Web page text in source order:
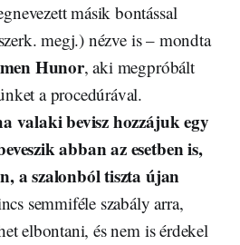
másik bontással
megj.) nézve is – mondta
Hunor, aki megpróbált
a procedúrával.
valaki bevisz hozzájuk egy
abban az esetben is,
a szalonból tiszta újan
semmiféle szabály arra,
elbontani, és nem is érdekel